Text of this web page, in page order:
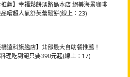
推薦】幸福鬆餅淡路島本店 絕美海景咖啡
嚐超人氣舒芙蕾鬆餅(線上：23)
橋遠科旗艦店】北部最大自助餐推薦！
理吃到飽只要390元起(線上：17)